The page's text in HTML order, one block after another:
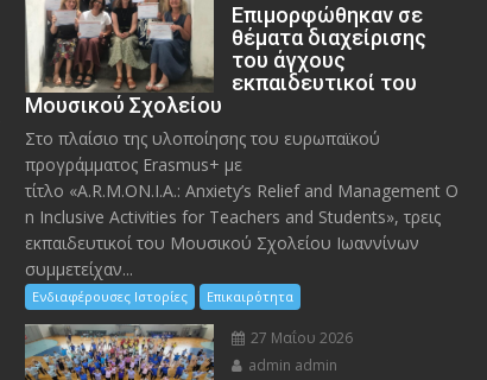
Eπιμορφώθηκαν σε
θέματα διαχείρισης
του άγχους
εκπαιδευτικοί του
Μουσικού Σχολείου
Στο πλαίσιο της υλοποίησης του ευρωπαϊκού
προγράμματος Erasmus+ με
τίτλο «A.R.M.ON.I.A.: Anxiety’s Relief and Management O
n Inclusive Activities for Teachers and Students», τρεις
εκπαιδευτικοί του Μουσικού Σχολείου Ιωαννίνων
συμμετείχαν...
Ενδιαφέρουσες Ιστορίες Επικαιρότητα
27 Μαΐου 2026
admin admin